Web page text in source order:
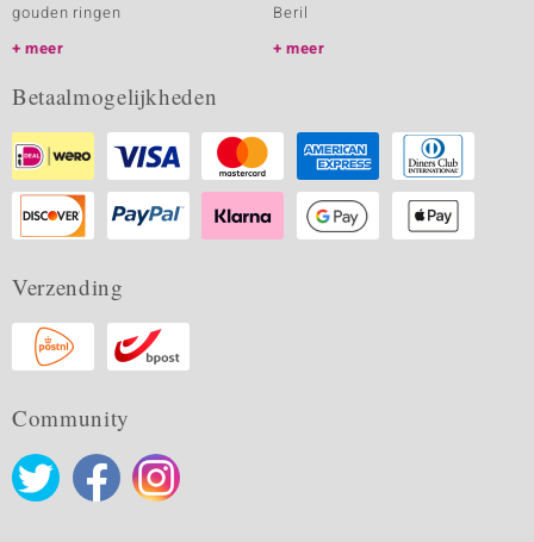
gouden ringen
meer
Beril
meer
Betaalmogelijkheden
Verzending
Community